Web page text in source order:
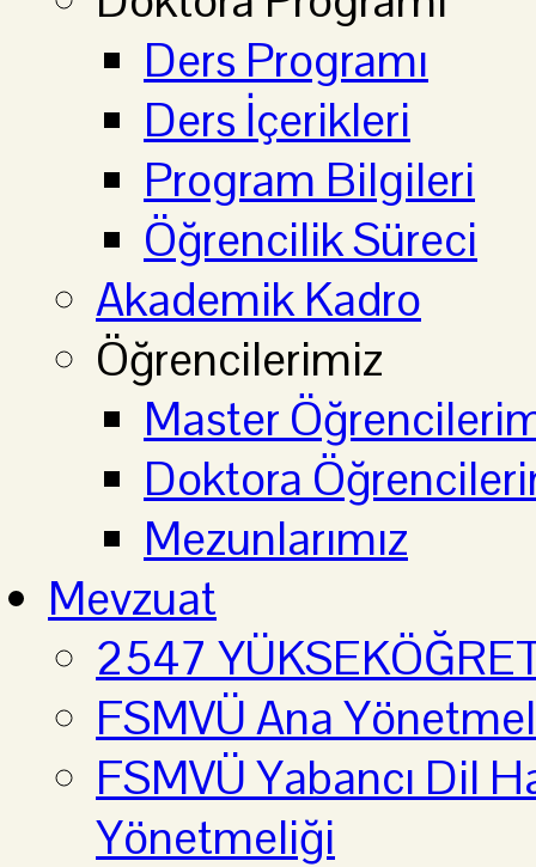
Ders Programı
Ders İçerikleri
Program Bilgileri
Öğrencilik Süreci
Akademik Kadro
Öğrencilerimiz
Master
Doktora
Mezunlarımız
Mevzuat
2547
FSMVÜ Ana
FSMVÜ Yabancı Dil
Yönetmeliği